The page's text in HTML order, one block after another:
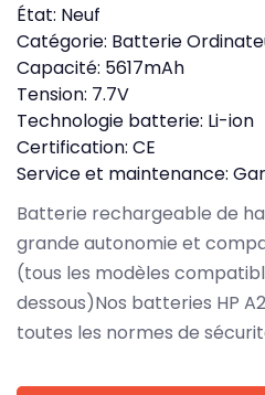
État: Neuf
Catégorie: Batterie
Capacité: 5617mAh
Tension: 7.7V
Technologie batterie: Li-ion
Certification: CE
Service et maintenance:
Batterie rechargeable de
grande autonomie et
(tous les modèles
dessous)Nos batteries HP
toutes les normes de